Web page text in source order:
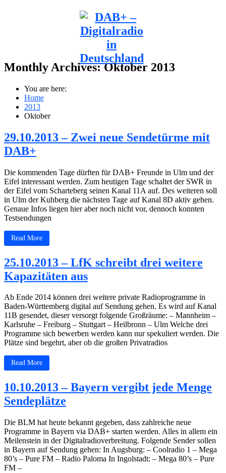
Monthly Archives:Oktober 2013
You are here:
Home
2013
Oktober
29.10.2013 – Zwei neue Sendetürme mit
DAB+
Die kommenden Tage dürften für DAB+ Freunde in Ulm und der
Eifel interessant werden. Zum heutigen Tage schaltet der SWR in
der Eifel vom Scharteberg seinen Kanal 11A auf. Des weiteren soll
in Ulm der Kuhberg die nächsten Tage auf Kanal 8D aktiv gehen.
Genaue Infos liegen hier aber noch nicht vor, dennoch konnten
Testsendungen
Read More
25.10.2013 – LfK schreibt drei weitere
Kapazitäten aus
Ab Ende 2014 können drei weitere private Radioprogramme in
Baden-Württemberg digital auf Sendung gehen. Es wird auf Kanal
11B gesendet, dieser versorgt folgende Großräume: – Mannheim –
Karlsruhe – Freiburg – Stuttgart – Heilbronn – Ulm Welche drei
Programme sich bewerben werden kann nur spekuliert werden. Die
Plätze sind begehrt, aber ob die großen Privatradios
Read More
10.10.2013 – Bayern vergibt jede Menge
Sendeplätze
Die BLM hat heute bekannt gegeben, dass zahlreiche neue
Programme in Bayern via DAB+ starten werden. Alles in allem ein
Meilenstein in der Digitalradioverbreitung. Folgende Sender sollen
in Bayern auf Sendung gehen: In Augsburg: – Coolradio 1 – Mega
80’s – Pure FM – Radio Paloma In Ingolstadt: – Mega 80’s – Pure
FM –